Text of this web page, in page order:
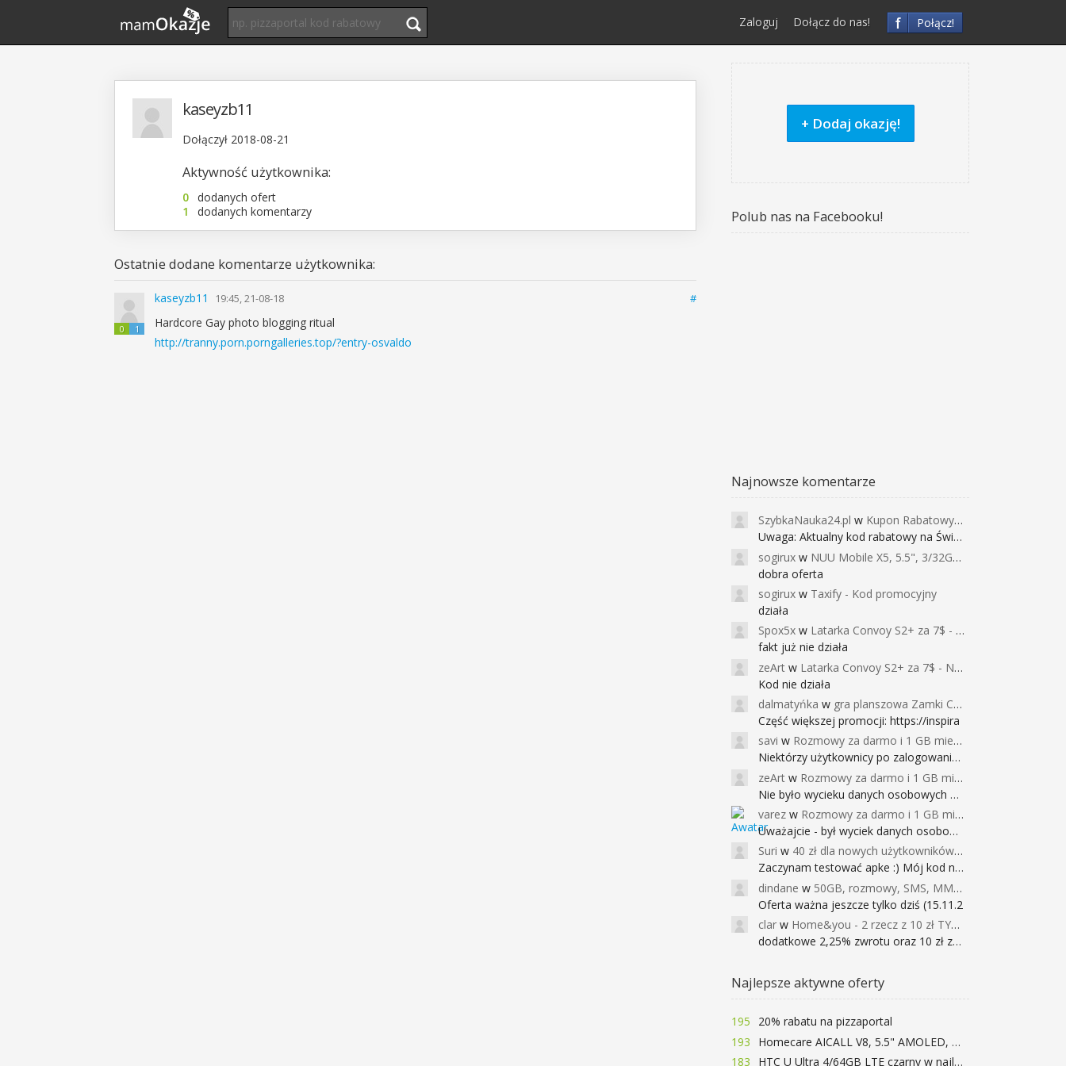
f Połącz!
Zaloguj Dołącz do nas!
kaseyzb11
Dołączył 2018-08-21
Aktywność użytkownika:
0 dodanych ofert
1
dodanych komentarzy
Ostatnie dodane komentarze użytkownika:
0 1
kaseyzb11 19:45, 21-08-18 #
Hardcore Gay photo blogging ritual
http://tranny.porn.porngalleries.top/?entry-osvaldo
+ Dodaj okazję!
Polub nas na Facebooku!
Najnowsze komentarze
SzybkaNauka24.pl w Kupon Rabatowy na Kurs Angielskiego dla Dzieci - FunEnglish
Uwaga: Aktualny kod rabatowy na Święta (
sogirux w NUU Mobile X5, 5.5", 3/32GB, czujnik linii papilarnych, 2950mAh, aparat 13MP za 267zł - Banggood
dobra oferta
sogirux w Taxify - Kod promocyjny
działa
Spox5x w Latarka Convoy S2+ za 7$ - Najniższa cena od 2017r
fakt już nie działa
zeArt w Latarka Convoy S2+ za 7$ - Najniższa cena od 2017r
Kod nie działa
dalmatyńka w gra planszowa Zamki Caladale za 39zł
Część większej promocji: https://inspira
savi w Rozmowy za darmo i 1 GB miesięcznie
Niektórzy użytkownicy po zalogowaniu do
zeArt w Rozmowy za darmo i 1 GB miesięcznie
Nie było wycieku danych osobowych a nieo
varez w Rozmowy za darmo i 1 GB miesięcznie
Uważajcie - był wyciek danych osobowych
Suri w 40 zł dla nowych użytkowników Google Pay (dawniej Android Pay)
Zaczynam testować apke :) Mój kod na 40
dindane w 50GB, rozmowy, SMS, MMS bez limitu przez 6 miesięcy za darmo za przeniesienie numeru do Play NEXT
Oferta ważna jeszcze tylko dziś (15.11.2
clar w Home&you - 2 rzecz z 10 zł TYLKO DZISIAJ
dodatkowe 2,25% zwrotu oraz 10 zł za r
Najlepsze aktywne oferty
195
20% rabatu na pizzaportal
193
Homecare AICALL V8, 5.5" AMOLED, 4/128GB, Snapdragon 652, LTE, QC3.0, 3400mAh za 416zł
183
HTC U Ultra 4/64GB LTE czarny w najlepszej cenie na rynku 799 zł!!!